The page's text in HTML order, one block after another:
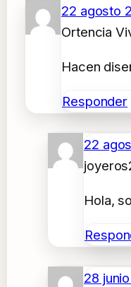
22 agosto
Ortencia
Hacen
Responder
22
Hola,
28